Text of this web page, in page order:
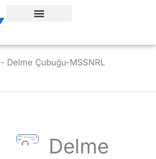
- Delme Çubuğu-MSSNRL
Delme